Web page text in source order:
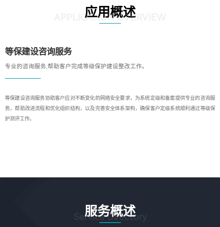
应用概述
APPLICATION OVERVIEW
等保建设咨询服务
专业的咨询服务,帮助客户完成等级保护建设整改工作。
等保建设咨询服务协助客户应对不断变化的网络安全要求，为系统定级和备案提供专业的咨询服
务，帮助改进流程和优化组织结构，以及完善安全体系架构，确保客户定级系统顺利通过等级保
护测评工作。
服务概述
Service Directory